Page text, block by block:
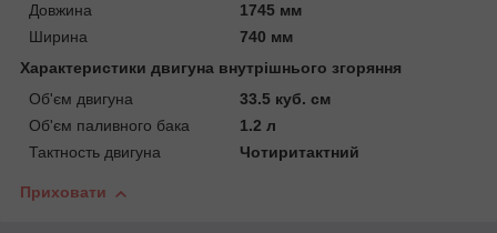
Довжина
1745 мм
Ширина
740 мм
Характеристики двигуна внутрішнього згоряння
Об'єм двигуна
33.5 куб. см
Об'єм паливного бака
1.2 л
Тактность двигуна
Чотиритактний
Приховати